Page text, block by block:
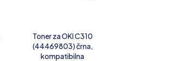
Toner za OKI C310
(44469803) črna,
kompatibilna